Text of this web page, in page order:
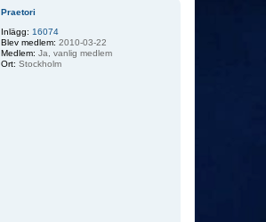
Praetori
Inlägg: 16074
Blev medlem: 2010-03-22
Medlem: Ja, vanlig medlem
Ort: Stockholm